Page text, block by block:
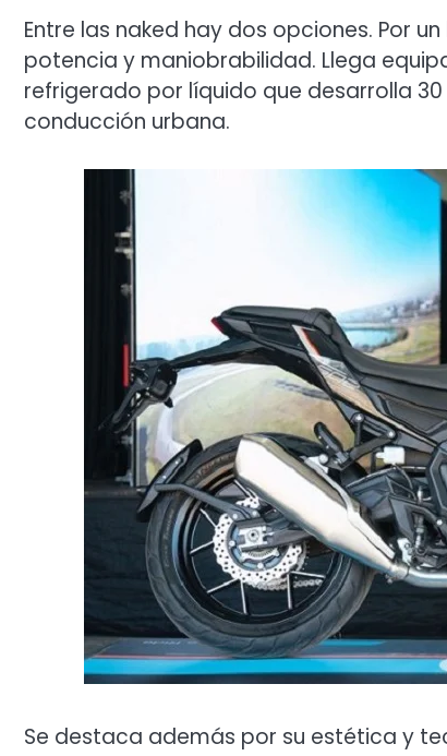
Entre las naked hay dos opciones. Por
potencia y maniobrabilidad. Llega
refrigerado por líquido que desarrolla
conducción urbana.
Se destaca además por su estética y